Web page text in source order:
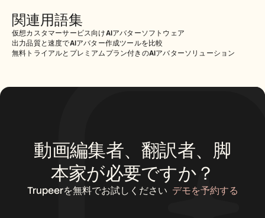
関連用語集
仮想カスタマーサービス向けAIアバターソフトウェア
出力品質と速度でAIアバター作成ツールを比較
無料トライアルとプレミアムプラン付きのAIアバターソリューション
動画編集者、翻訳者、脚
本家が必要ですか？
Trupeerを無料でお試しください デモを予約する